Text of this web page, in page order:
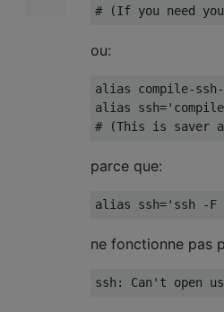
ou:
alias compile-
alias
parce que:
ne fonctionne pas